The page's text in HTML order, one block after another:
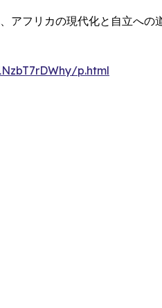
アフリカの現代化と自立への
p.html